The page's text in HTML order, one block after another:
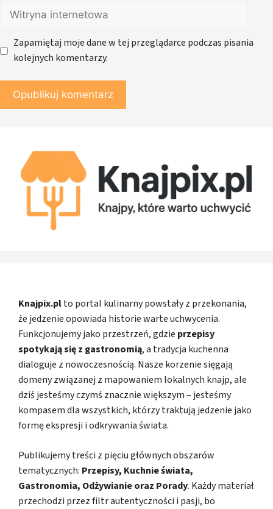
Witryna
internetowa
Zapamiętaj moje dane w tej przeglądarce podczas pisania
kolejnych komentarzy.
Knajpix.plto portal kulinarny powstały z przekonania,
że jedzenie opowiada historie warte uchwycenia.
Funkcjonujemy jako przestrzeń, gdzie przepisy
spotykają się z gastronomią, a tradycja kuchenna
dialoguje z nowoczesnością. Nasze korzenie sięgają
domeny związanej z mapowaniem lokalnych knajp, ale
dziś jesteśmy czymś znacznie większym – jesteśmy
kompasem dla wszystkich, którzy traktują jedzenie jako
formę ekspresji i odkrywania świata.
Publikujemy treści z pięciu głównych obszarów
tematycznych: Przepisy, Kuchnie świata,
Gastronomia, Odżywianie oraz Porady. Każdy materiał
przechodzi przez filtr autentyczności i pasji, bo